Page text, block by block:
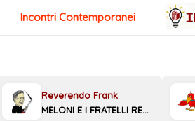
Incontri Contemporanei
MELONI E I FRATELLI REGGINI